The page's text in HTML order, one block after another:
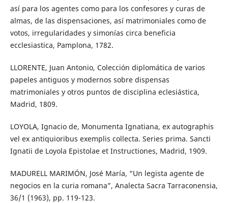
así para los agentes como para los confesores y curas de
almas, de las dispensaciones, así matrimoniales como de
votos, irregularidades y simonías circa beneficia
ecclesiastica, Pamplona, 1782.
LLORENTE, Juan Antonio, Colección diplomática de varios
papeles antiguos y modernos sobre dispensas
matrimoniales y otros puntos de disciplina eclesiástica,
Madrid, 1809.
LOYOLA, Ignacio de, Monumenta Ignatiana, ex autographis
vel ex antiquioribus exemplis collecta. Series prima. Sancti
Ignatii de Loyola Epistolae et Instructiones, Madrid, 1909.
MADURELL MARIMÓN, José María, “Un legista agente de
negocios en la curia romana”, Analecta Sacra Tarraconensia,
36/1 (1963), pp. 119-123.